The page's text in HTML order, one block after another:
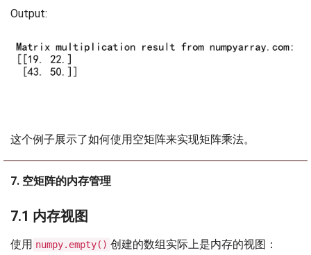
Output:
这个例子展示了如何使用空矩阵来实现矩阵乘法。
7. 空矩阵的内存管理
7.1 内存视图
使用 numpy.empty() 创建的数组实际上是内存的视图：